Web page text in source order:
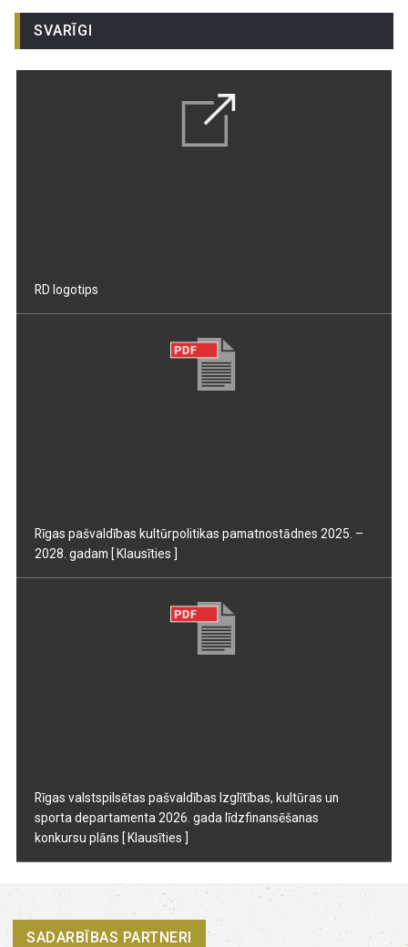
SVARĪGI
RD logotips
Rīgas pašvaldības kultūrpolitikas pamatnostādnes 2025. –
2028. gadam [ Klausīties ]
Rīgas valstspilsētas pašvaldības Izglītības, kultūras un
sporta departamenta 2026. gada līdzfinansēšanas
konkursu plāns [ Klausīties ]
SADARBĪBAS PARTNERI